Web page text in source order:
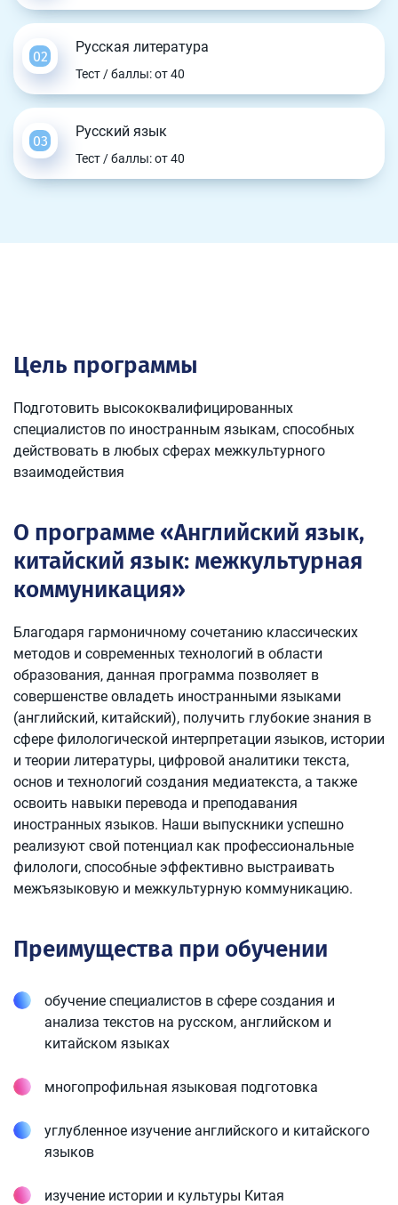
Русская литература
Тест / баллы: от 40
Русский язык
Тест / баллы: от 40
Цель программы
Подготовить высококвалифицированных
специалистов по иностранным языкам, способных
действовать в любых сферах межкультурного
взаимодействия
О программе «Английский язык,
китайский язык: межкультурная
коммуникация»
Благодаря гармоничному сочетанию классических
методов и современных технологий в области
образования, данная программа позволяет в
совершенстве овладеть иностранными языками
(английский, китайский), получить глубокие знания в
сфере филологической интерпретации языков, истории
и теории литературы, цифровой аналитики текста,
основ и технологий создания медиатекста, а также
освоить навыки перевода и преподавания
иностранных языков. Наши выпускники успешно
реализуют свой потенциал как профессиональные
филологи, способные эффективно выстраивать
межъязыковую и межкультурную коммуникацию.
Преимущества при обучении
обучение специалистов в сфере создания и
анализа текстов на русском, английском и
китайском языках
многопрофильная языковая подготовка
углубленное изучение английского и китайского
языков
изучение истории и культуры Китая